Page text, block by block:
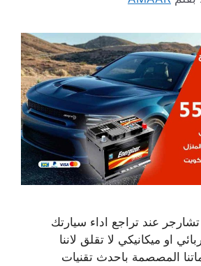
عند تراجع اداء سيارتك
او ميكانيكي لا تقلق لاننا
المصصمة باحدث تقنيات